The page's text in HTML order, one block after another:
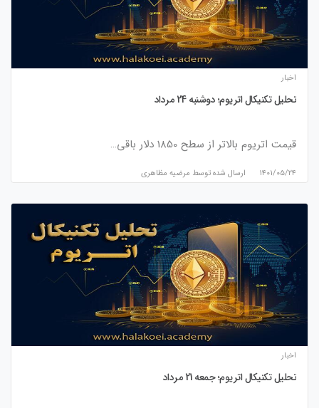
اخبار
تحلیل تکنیکال اتریوم؛ دوشنبه 24 مرداد
قیمت اتریوم بالاتر از سطح 1850 دلار باقی…
۱۴۰۱/۰۵/۲۴ ارسال شده توسط مرضیه مظاهری
اخبار
تحلیل تکنیکال اتریوم؛ جمعه 21 مرداد